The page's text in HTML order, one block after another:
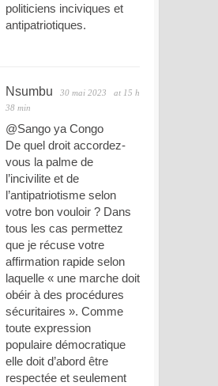
politiciens inciviques et
antipatriotiques.
Nsumbu 30 mai 2023
at 15 h
38 min
@Sango ya Congo
De quel droit accordez-
vous la palme de
l’incivilite et de
l’antipatriotisme selon
votre bon vouloir ? Dans
tous les cas permettez
que je récuse votre
affirmation rapide selon
laquelle « une marche doit
obéir à des procédures
sécuritaires ». Comme
toute expression
populaire démocratique
elle doit d’abord être
respectée et seulement